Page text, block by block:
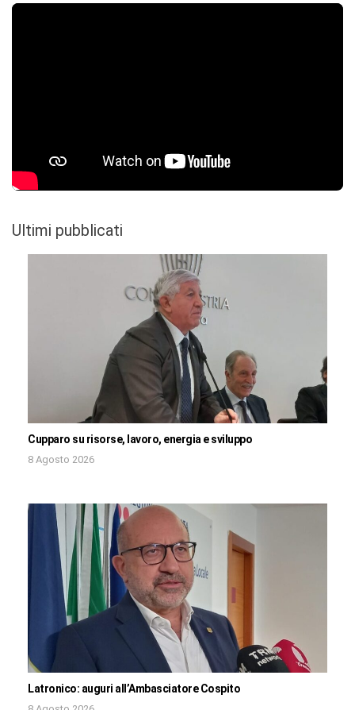
Ultimi pubblicati
Cupparo su risorse, lavoro, energia e sviluppo
8 Agosto 2026
Latronico: auguri all’Ambasciatore Cospito